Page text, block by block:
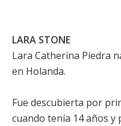
LARA STONE
Lara Catherina Piedra
en Holanda.
Fue descubierta por
cuando tenía 14 años y